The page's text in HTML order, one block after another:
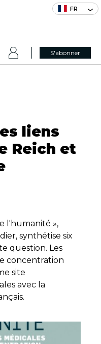
FR
S'abonner
liens
Reich et
l'humanité »,
synthétise six
question. Les
concentration
site
avec la